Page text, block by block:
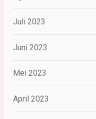
Juli 2023
Juni 2023
Mei 2023
April 2023